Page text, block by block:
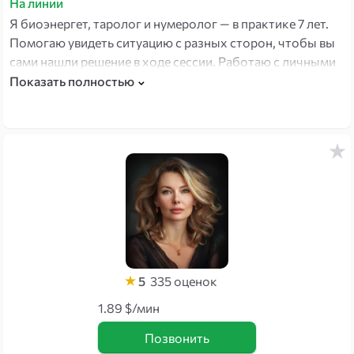
Я биоэнергет, таролог и нумеролог — в практике 7 лет.
Помогаю увидеть ситуацию с разных сторон, чтобы вы
сами нашли решение в ходе сессии. Работаю с личными
запросами и бизнес-темами: отношения, семья,
Показать полностью
5 335оценок
1.89 $/мин
Позвонить